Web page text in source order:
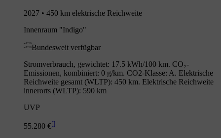
2027 • 450 km elektrische Reichweite
Innenraum "Indigo"
Bundesweit verfügbar
Stromverbrauch, gewichtet: 17.5 kWh/100 km. CO₂-
Emissionen, kombiniert: 0 g/km. CO2-Klasse: A. Elektrische
Reichweite gesamt (WLTP): 450 km. Elektrische Reichweite
innerorts (WLTP): 590 km
UVP
55.280 €[]